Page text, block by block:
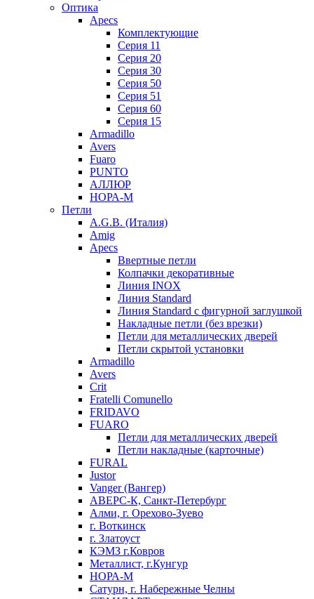
Оптика
Apecs
Комплектующие
Серия 11
Серия 20
Серия 30
Серия 50
Серия 51
Серия 60
Серия 15
Armadillo
Avers
Fuaro
PUNTO
АЛЛЮР
НОРА-М
Петли
A.G.B. (Италия)
Amig
Apecs
Ввертные петли
Колпачки декоративные
Линия INOX
Линия Standard
Линия Standard с фигурной заглушкой
Накладные петли (без врезки)
Петли для металлических дверей
Петли скрытой установки
Armadillo
Avers
Crit
Fratelli Comunello
FRIDAVO
FUARO
Петли для металлических дверей
Петли накладные (карточные)
FURAL
Justor
Vanger (Вангер)
АВЕРС-К, Санкт-Петербург
Алми, г. Орехово-Зуево
г. Воткинск
г. Златоуст
КЭМЗ г.Ковров
Металлист, г.Кунгур
НОРА-М
Сатурн, г. Набережные Челны